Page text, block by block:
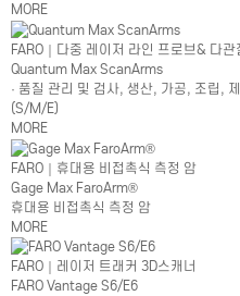
MORE
FARO｜다중 레이저 라인 프로브& 다
Quantum Max ScanArms
· 품질 관리 및 검사, 생산, 가공, 조립,
(S/M/E)
MORE
FARO｜휴대용 비접촉식 측정 암
Gage Max FaroArm®
휴대용 비접촉식 측정 암
MORE
FARO｜레이저 트래커 3D스캐너
FARO Vantage S6/E6